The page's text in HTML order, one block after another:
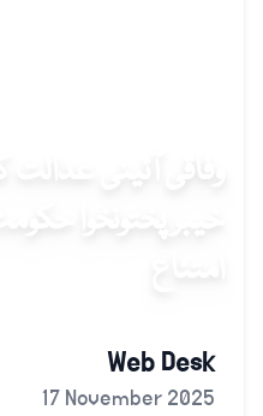
Web Desk
17 November 2025